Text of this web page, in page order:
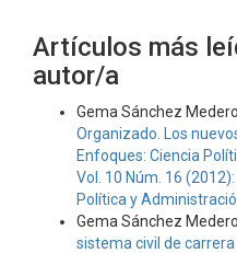
Artículos más
autor/a
Gema Sánchez
Organizado. Los
Enfoques: Ciencia
Vol. 10 Núm. 16
Política y
Gema Sánchez
sistema civil de carrera